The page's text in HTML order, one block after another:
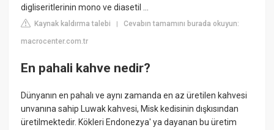
digliseritlerinin mono ve diasetil ...
Kaynak kaldırma talebi |Cevabın tamamını burada okuyun:
macrocenter.com.tr
En pahali kahve nedir?
Dünyanın en pahalı ve aynı zamanda en az üretilen kahvesi
unvanına sahip Luwak kahvesi, Misk kedisinin dışkısından
üretilmektedir. Kökleri Endonezya' ya dayanan bu üretim